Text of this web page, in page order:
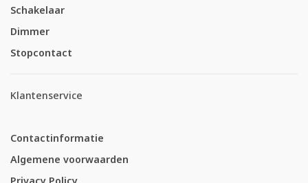
Schakelaar
Dimmer
Stopcontact
Klantenservice
Contactinformatie
Algemene voorwaarden